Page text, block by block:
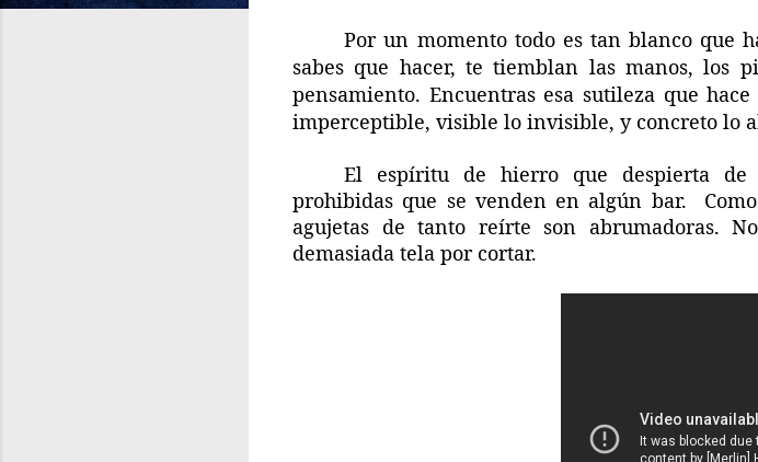
Por un momento todo es tan blanco que
sabes que hacer, te tiemblan las manos, los
pensamiento. Encuentras esa sutileza que
imperceptible, visible lo invisible, y concreto lo
El espíritu de hierro que despierta de
prohibidas que se venden en algún bar.
agujetas de tanto reírte son abrumadoras.
demasiada tela por cortar.